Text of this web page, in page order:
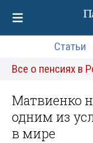
Статьи
Все о пенсиях в
Матвиенко
одним из
в мире